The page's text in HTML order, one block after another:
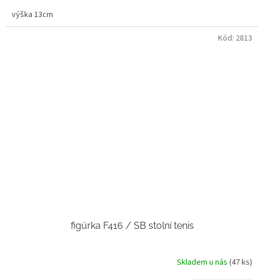
výška 13cm
figúrka F416 / SB stolní tenis
Skladem u nás (47 ks)
Kód: 2813